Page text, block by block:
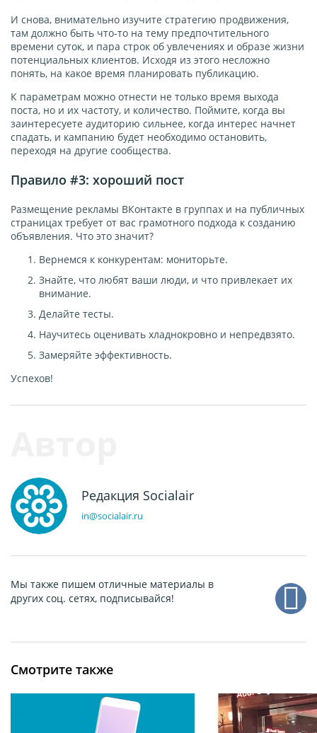
И снова, внимательно изучите стратегию продвижения,
там должно быть что-то на тему предпочтительного
времени суток, и пара строк об увлечениях и образе жизни
потенциальных клиентов. Исходя из этого несложно
понять, на какое время планировать публикацию.
К параметрам можно отнести не только время выхода
поста, но и их частоту, и количество. Поймите, когда вы
заинтересуете аудиторию сильнее, когда интерес начнет
спадать, и кампанию будет необходимо остановить,
переходя на другие сообщества.
Правило #3: хороший пост
Размещение рекламы ВКонтакте в группах и на публичных
страницах требует от вас грамотного подхода к созданию
объявления. Что это значит?
Вернемся к конкурентам: мониторьте.
Знайте, что любят ваши люди, и что привлекает их
внимание.
Делайте тесты.
Научитесь оценивать хладнокровно и непредвзято.
Замеряйте эффективность.
Успехов!
Редакция Socialair
in@socialair.ru
Мы также пишем отличные материалы в
других соц. сетях, подписывайся!
Смотрите также